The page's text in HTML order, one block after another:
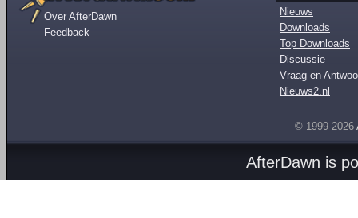
Over AfterDawn
Feedback
Nieuws
Downloads
Top Downloads
Discussie
Vraag en
Nieuws2.nl
© 1999-2026
AfterDawn is